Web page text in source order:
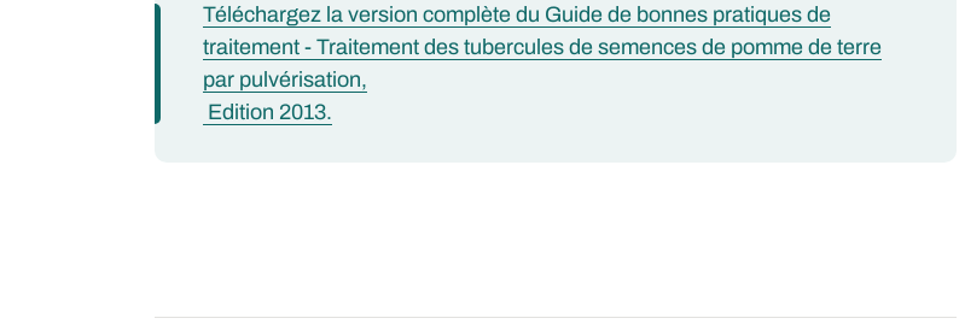
Téléchargez la version complète du Guide de bonnes pratiques de
traitement - Traitement des tubercules de semences de pomme de terre
par pulvérisation,
Edition 2013.